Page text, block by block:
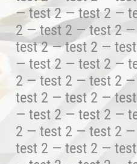
— test 2 — test 2 —
2 — test 2 — test 2
test 2 — test 2 —
— test 2 — test 2 —
2 — test 2 — test 2
test 2 — test 2 —
— test 2 — test 2 —
2 — test 2 — test 2
test 2 — test 2 —